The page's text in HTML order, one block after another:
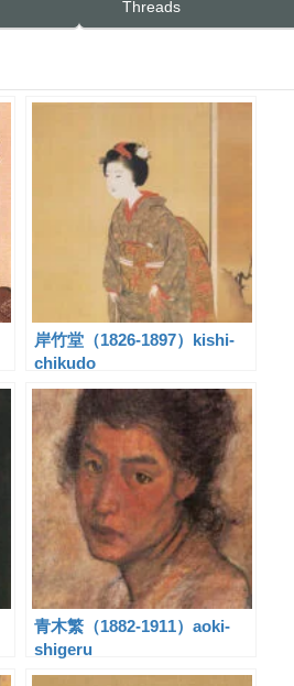
Threads
岸竹堂（1826-1897）kishi-
chikudo
青木繁（1882-1911）aoki-
shigeru